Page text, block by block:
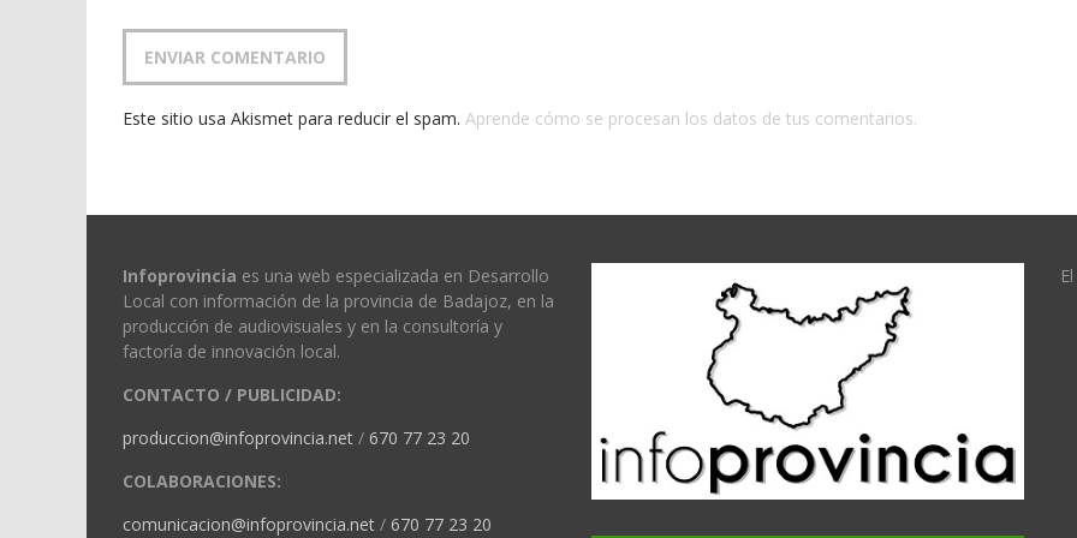
Este sitio usa Akismet para reducir el spam. Aprende cómo se procesan los datos de tus comentarios.
Infoprovincia es una web especializada en Desarrollo
Local con información de la provincia de Badajoz, en la
producción de audiovisuales y en la consultoría y
factoría de innovación local.
CONTACTO / PUBLICIDAD:
produccion@infoprovincia.net / 670 77 23 20
COLABORACIONES:
comunicacion@infoprovincia.net / 670 77 23 20